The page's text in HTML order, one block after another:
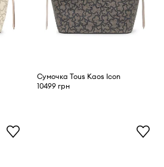
Сумочка Tous Kaos Icon
10499 грн